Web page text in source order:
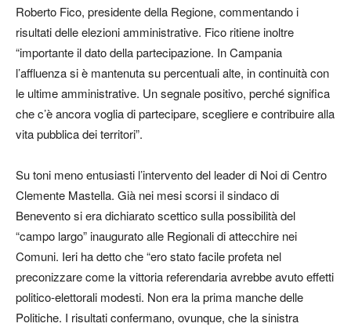
Roberto Fico, presidente della Regione, commentando i
risultati delle elezioni amministrative. Fico ritiene inoltre
“importante il dato della partecipazione. In Campania
l’affluenza si è mantenuta su percentuali alte, in continuità con
le ultime amministrative. Un segnale positivo, perché significa
che c’è ancora voglia di partecipare, scegliere e contribuire alla
vita pubblica dei territori”.
Su toni meno entusiasti l’intervento del leader di Noi di Centro
Clemente Mastella. Già nei mesi scorsi il sindaco di
Benevento si era dichiarato scettico sulla possibilità del
“campo largo” inaugurato alle Regionali di attecchire nei
Comuni. Ieri ha detto che “ero stato facile profeta nel
preconizzare come la vittoria referendaria avrebbe avuto effetti
politico-elettorali modesti. Non era la prima manche delle
Politiche. I risultati confermano, ovunque, che la sinistra